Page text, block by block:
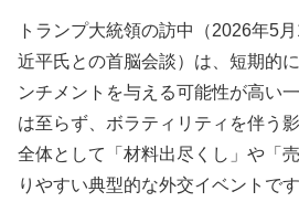
トランプ大統領の訪中（2026年5
近平氏との首脳会談）は、短期的
ンチメントを与える可能性が高い
は至らず、ボラティリティを伴う
全体として「材料出尽くし」や「
りやすい典型的な外交イベントです